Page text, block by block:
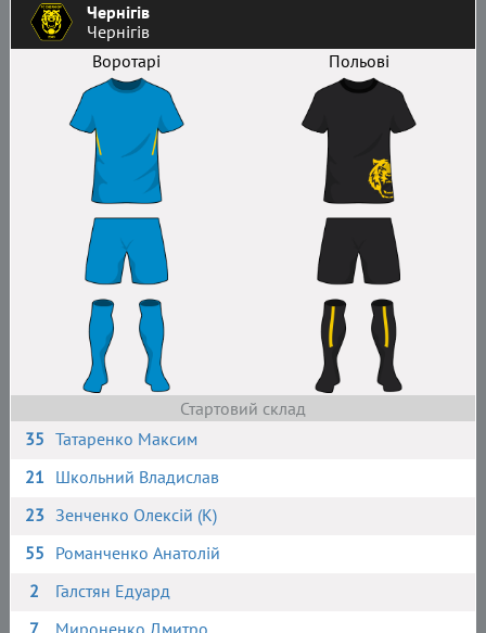
Чернігів
Чернігів
Воротарі
Польові
Стартовий склад
35 Татаренко Максим
21 Школьний Владислав
23 Зенченко Олексій (К)
55 Романченко Анатолій
2
Галстян Едуард
7
Мироненко Дмитро